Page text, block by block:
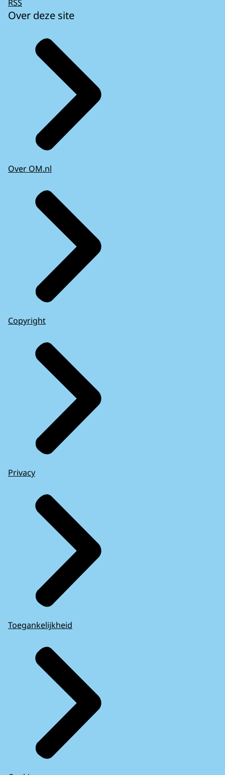
RSS
Over deze site
Over OM.nl
Copyright
Privacy
Toegankelijkheid